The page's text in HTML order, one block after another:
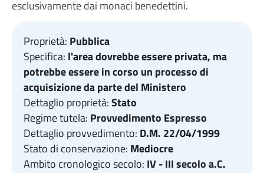
esclusivamente dai monaci benedettini.
Proprietà: Pubblica
Specifica: l'area dovrebbe essere privata, ma
potrebbe essere in corso un processo di
acquisizione da parte del Ministero
Dettaglio proprietà:Stato
Regime tutela: Provvedimento Espresso
Dettaglio provvedimento: D.M. 22/04/1999
Stato di conservazione: Mediocre
Ambito cronologico secolo: IV - III secolo a.C.